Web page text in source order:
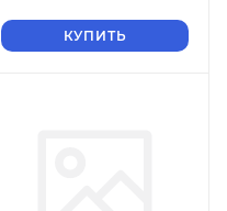
КУПИТЬ